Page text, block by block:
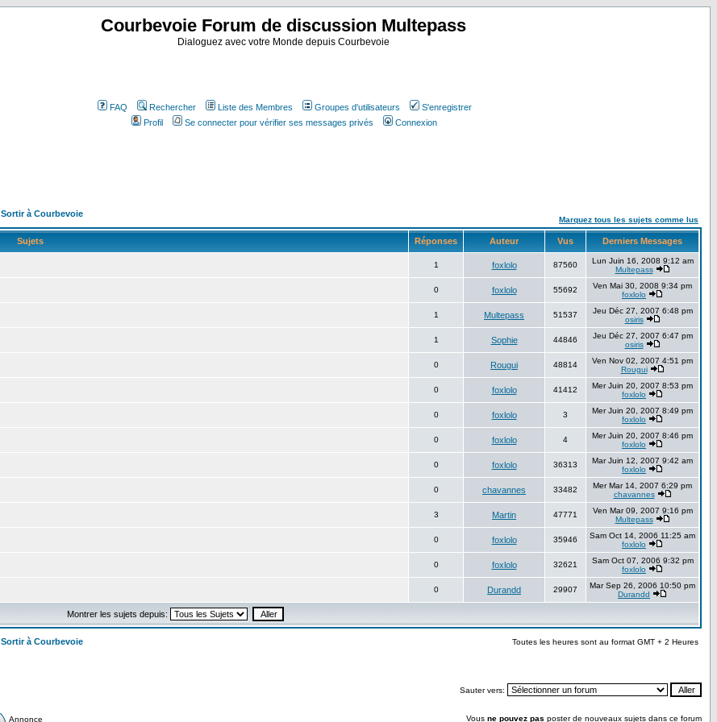
Courbevoie Forum de discussion Multepass
Dialoguez avec votre Monde depuis Courbevoie
FAQ Rechercher Liste des Membres Groupes d'utilisateurs
S'enregistrer
Profil
Se connecter pour vérifier ses messages privés Connexion
Sortir à Courbevoie
Marquez tous les sujets comme lus
Sujets Réponses Auteur Vus Derniers Messages
1 foxlolo 87560
Lun Juin 16, 2008 9:12 am
Multepass
0 foxlolo 55692
Ven Mai 30, 2008 9:34 pm
foxlolo
1 Multepass 51537
Jeu Déc 27, 2007 6:48 pm
osiris
1 Sophie 44846
Jeu Déc 27, 2007 6:47 pm
osiris
0 Rougui 48814
Ven Nov 02, 2007 4:51 pm
Rougui
0 foxlolo 41412
Mer Juin 20, 2007 8:53 pm
foxlolo
0 foxlolo 3
Mer Juin 20, 2007 8:49 pm
foxlolo
0 foxlolo 4
Mer Juin 20, 2007 8:46 pm
foxlolo
0 foxlolo 36313
Mar Juin 12, 2007 9:42 am
foxlolo
0 chavannes 33482
Mer Mar 14, 2007 6:29 pm
chavannes
3 Martin 47771
Ven Mar 09, 2007 9:16 pm
Multepass
0 foxlolo 35946
Sam Oct 14, 2006 11:25 am
foxlolo
0 foxlolo 32621
Sam Oct 07, 2006 9:32 pm
foxlolo
0 Durandd 29907
Mar Sep 26, 2006 10:50 pm
Durandd
Montrer les sujets depuis:
Sortir à Courbevoie Toutes les heures sont au format GMT + 2 Heures
Sauter vers:
Annonce Vous ne pouvez pas poster de nouveaux sujets dans ce forum